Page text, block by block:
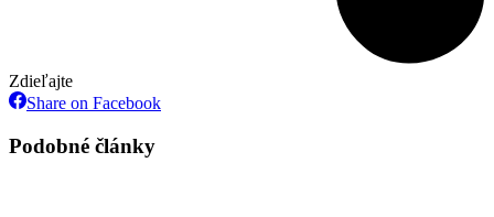
Zdieľajte
Share on FacebookShare
Podobné články